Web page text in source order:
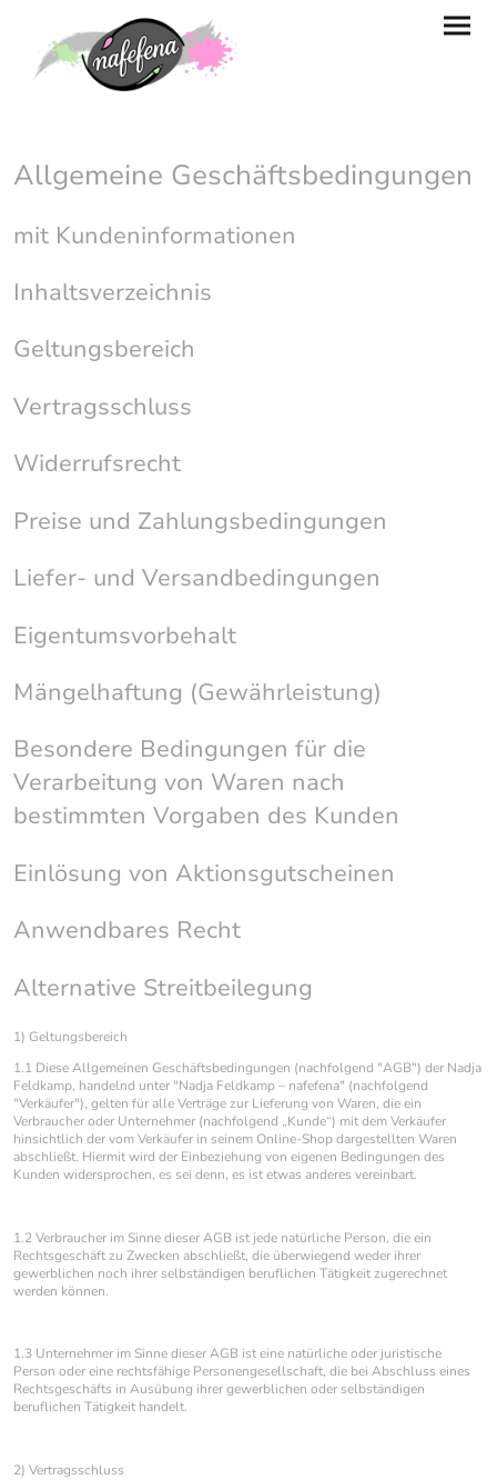
Allgemeine Geschäftsbedingungen
mit Kundeninformationen
Inhaltsverzeichnis
Geltungsbereich
Vertragsschluss
Widerrufsrecht
Preise und Zahlungsbedingungen
Liefer- und Versandbedingungen
Eigentumsvorbehalt
Mängelhaftung (Gewährleistung)
Besondere Bedingungen für die
Verarbeitung von Waren nach
bestimmten Vorgaben des Kunden
Einlösung von Aktionsgutscheinen
Anwendbares Recht
Alternative Streitbeilegung
1) Geltungsbereich
1.1 Diese Allgemeinen Geschäftsbedingungen (nachfolgend "AGB") der Nadja
Feldkamp, handelnd unter "Nadja Feldkamp – nafefena" (nachfolgend
"Verkäufer"), gelten für alle Verträge zur Lieferung von Waren, die ein
Verbraucher oder Unternehmer (nachfolgend „Kunde“) mit dem Verkäufer
hinsichtlich der vom Verkäufer in seinem Online-Shop dargestellten Waren
abschließt. Hiermit wird der Einbeziehung von eigenen Bedingungen des
Kunden widersprochen, es sei denn, es ist etwas anderes vereinbart.
1.2 Verbraucher im Sinne dieser AGB ist jede natürliche Person, die ein
Rechtsgeschäft zu Zwecken abschließt, die überwiegend weder ihrer
gewerblichen noch ihrer selbständigen beruflichen Tätigkeit zugerechnet
werden können.
1.3 Unternehmer im Sinne dieser AGB ist eine natürliche oder juristische
Person oder eine rechtsfähige Personengesellschaft, die bei Abschluss eines
Rechtsgeschäfts in Ausübung ihrer gewerblichen oder selbständigen
beruflichen Tätigkeit handelt.
2) Vertragsschluss